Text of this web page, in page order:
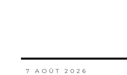
7 AOÛT 2026